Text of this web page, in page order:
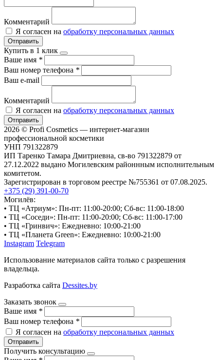
Комментарий
Я согласен на обработку персональных данных
Отправить
Купить в 1 клик
Ваше имя *
Ваш номер телефона *
Ваш e-mail
Комментарий
Я согласен на обработку персональных данных
Отправить
2026 © Profi Cosmetics — интернет-магазин
профессиональной косметики
УНП 791322879
ИП Таренко Тамара Дмитриевна, св-во 791322879 от
27.12.2022 выдано Могилевским районнным исполнительным
комитетом.
Зарегистрирован в торговом реестре №755361 от 07.08.2025.
+375 (29) 391-00-70
Могилёв:
• ТЦ «Атриум»: Пн-пт: 11:00-20:00; Сб-вс: 11:00-18:00
• ТЦ «Соседи»: Пн-пт: 11:00-20:00; Сб-вс: 11:00-17:00
• ТЦ «Гринвич»: Ежедневно: 10:00-21:00
• ТЦ «Планета Green»: Ежедневно: 10:00-21:00
Instagram Telegram
Использование материалов сайта только с разрешения
владельца.
Разработка сайта Dessites.by
Заказать звонок
Ваше имя *
Ваш номер телефона *
Я согласен на обработку персональных данных
Отправить
Получить консультацию